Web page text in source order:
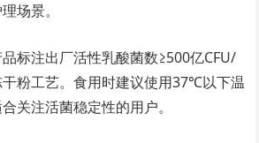
场景。
标注出厂活性乳酸菌数≥500亿CFU/
粉工艺。食用时建议使用37℃以下温
关注活菌稳定性的用户。